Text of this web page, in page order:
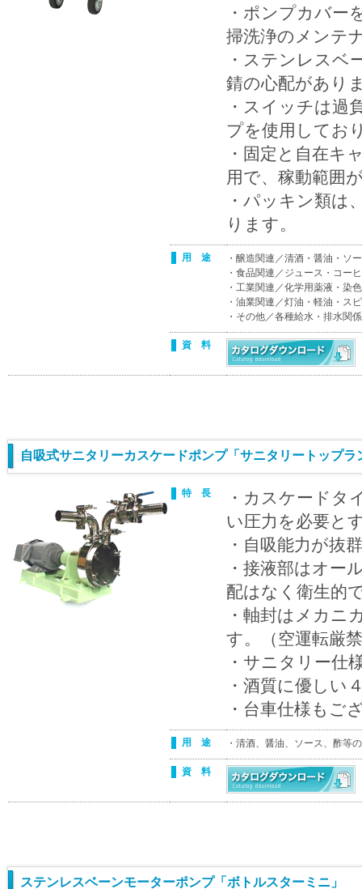
・ポンプカバー
掃洗浄のメンテ
・ステンレスベ
錆の心配があり
・スイッチは過
プを使用してお
・固定と自在キ
用で、稼動範囲
・パッキン類は
ります。
用 途
・醸造関連／清酒・醤油・ソ
・食品関連／ジュース・コー
・工業関連／化学用薬液・染
・油業関連／灯油・軽油・ス
・その他／各種給水・排水関
資 料
自吸式サニタリーカスケードポンプ「サニタリートップ
特 長
・カスケードタ
い圧力を必要と
・自吸能力が抜
・接液部はオー
配はなく衛生的
・軸封はメカニ
す。（空運転厳
・サニタリー仕
・酒質に優しい
・台車仕様もご
用 途 ・清酒、醤油、ソース、酢等
資 料
ステンレスベーンモーターポンプ「ボトルスターミニ」